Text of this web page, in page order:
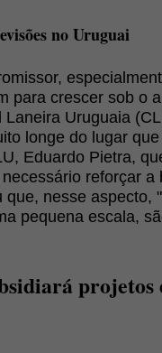
no Uruguai
para crescer sob o
Uruguaia
longe do lugar
Eduardo Pietra,
reforçar a
nesse aspecto,
pequena escala,
projetos